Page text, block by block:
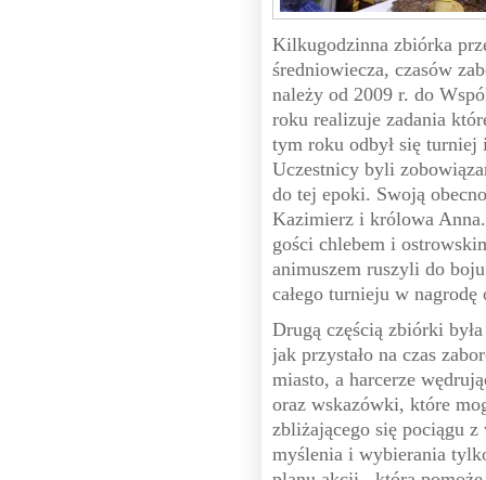
Kilkugodzinna zbiórka
średniowiecza, czasów
należy od 2009 r. do
roku realizuje zadania
tym roku odbył się turniej
Uczestnicy byli
do tej epoki. Swoją
Kazimierz i królowa
gości chlebem i
animuszem ruszyli do
całego turnieju w
Drugą częścią zbiórki
jak przystało na czas
miasto, a harcerze
oraz wskazówki, które
zbliżającego się pociągu
myślenia i wybierania